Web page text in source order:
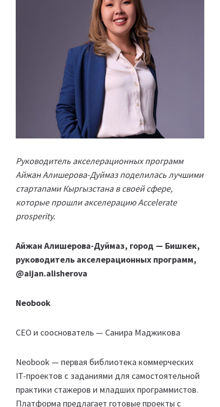
Руководитель акселерационных программ
Айжан Алишерова-Дуймаз поделилась лучшими
стартапами Кыргызстана в своей сфере,
которые прошли акселерацию Accelerate
prosperity.
Айжан Алишерова-Дуймаз, город — Бишкек,
руководитель акселерационных программ,
@aijan.alisherova
Neobook
СЕО и сооснователь — Санира Маджикова
Neobook — первая библиотека коммерческих
IT-проектов с заданиями для самостоятельной
практики стажеров и младших программистов.
Платформа предлагает готовые проекты с